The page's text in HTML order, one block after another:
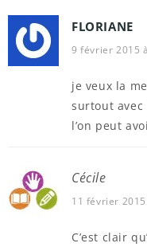
FLORIANE
9 février 2015
je veux la
surtout avec
l’on peut
Cécile
11 février
C’est clair